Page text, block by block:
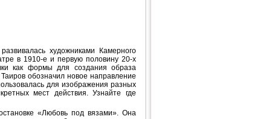
художниками Камерного
в 1910-е и первую половину 20-х
как формы для создания образа
обозначил новое направление
для изображения разных
мест действия. Узнайте где
«Любовь под вязами». Она